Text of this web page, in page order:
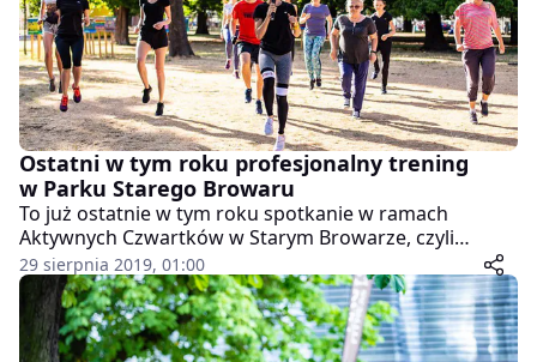
Ostatni w tym roku profesjonalny trening
w Parku Starego Browaru
To już ostatnie w tym roku spotkanie w ramach
Aktywnych Czwartków w Starym Browarze, czyli
bezpłatnych profesjonalnych treningów
prowadzonych przez instruktorów w Parku Starego
Browaru. Zajęcia odbędą się dziś w godzinach
popołudniowych.
29 sierpnia 2019, 01:00